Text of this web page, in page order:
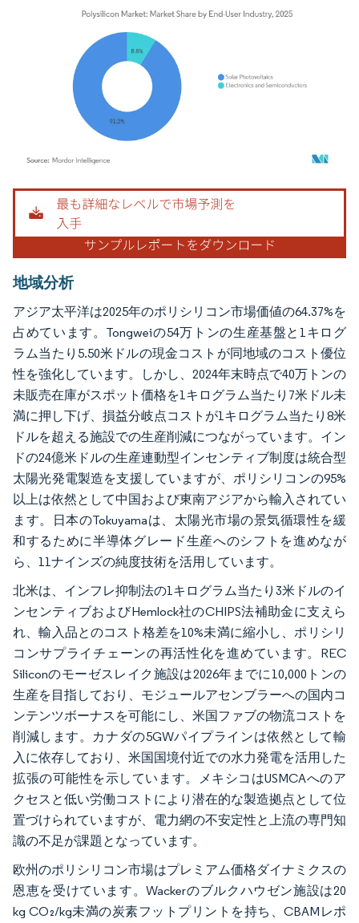
画像 © Mordor Intelligence。再利用にはCC BY 4.0の表示が必要です。
地域分析
アジア太平洋は2025年のポリシリコン市場価値の64.37%を
占めています。Tongweiの54万トンの生産基盤と1キログ
ラム当たり5.50米ドルの現金コストが同地域のコスト優位
性を強化しています。しかし、2024年末時点で40万トンの
未販売在庫がスポット価格を1キログラム当たり7米ドル未
満に押し下げ、損益分岐点コストが1キログラム当たり8米
ドルを超える施設での生産削減につながっています。イン
ドの24億米ドルの生産連動型インセンティブ制度は統合型
太陽光発電製造を支援していますが、ポリシリコンの95%
以上は依然として中国および東南アジアから輸入されてい
ます。日本のTokuyamaは、太陽光市場の景気循環性を緩
和するために半導体グレード生産へのシフトを進めなが
ら、11ナインズの純度技術を活用しています。
北米は、インフレ抑制法の1キログラム当たり3米ドルのイ
ンセンティブおよびHemlock社のCHIPS法補助金に支えら
れ、輸入品とのコスト格差を10%未満に縮小し、ポリシリ
コンサプライチェーンの再活性化を進めています。REC
Siliconのモーゼスレイク施設は2026年までに10,000トンの
生産を目指しており、モジュールアセンブラーへの国内コ
ンテンツボーナスを可能にし、米国ファブの物流コストを
削減します。カナダの5GWパイプラインは依然として輸
入に依存しており、米国国境付近での水力発電を活用した
拡張の可能性を示しています。メキシコはUSMCAへのア
クセスと低い労働コストにより潜在的な製造拠点として位
置づけられていますが、電力網の不安定性と上流の専門知
識の不足が課題となっています。
欧州のポリシリコン市場はプレミアム価格ダイナミクスの
恩恵を受けています。Wackerのブルクハウゼン施設は20
kg CO₂/kg未満の炭素フットプリントを持ち、CBAMレポ